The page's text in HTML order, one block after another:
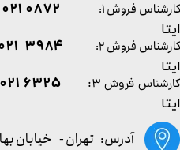
کارشناس فروش ۳: ۶۳۲۵ ۰۲۱ ۰۹۳۶
ایتا
آدرس: تهران - خیابان
کارشناس فروش ۱: 0872 021 0936
ایتا
کارشناس فروش ۲:
۳۹۸۴ ۰۲۱ ۰۹۳۶
ایتا